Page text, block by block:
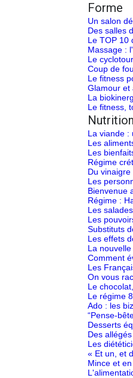
Forme
Un salon
Des salles
Le TOP 10
Massage :
Le
Coup de
Le fitness
Glamour et
La
Le fitness,
Nutrition
La viande :
Les
Les
Régime
Du
Les
Bienvenue
Régime :
Les
Les
Substituts
Les effets
La
Comment
Les
On vous
Le
Le régime
Ado : les
“Pense-
Desserts
Des
Les
« Et un, et
Mince et